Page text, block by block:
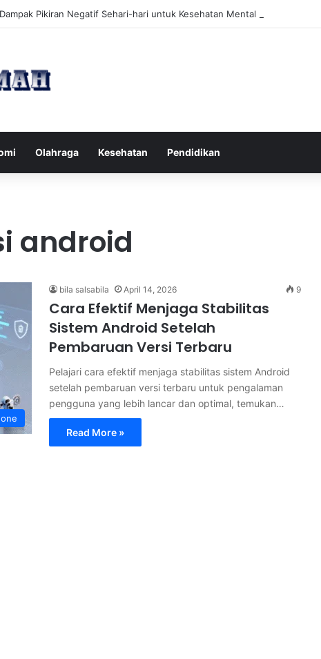
Pikiran Negatif Sehari-hari untuk Kesehatan Mental yang Lebih Baik
Olahraga Kesehatan Pendidikan
android
bila salsabila April 14, 2026 9
Cara Efektif Menjaga Stabilitas
Sistem Android Setelah
Pembaruan Versi Terbaru
Pelajari cara efektif menjaga stabilitas sistem Android
setelah pembaruan versi terbaru untuk pengalaman
pengguna yang lebih lancar dan optimal, temukan…
Read More »